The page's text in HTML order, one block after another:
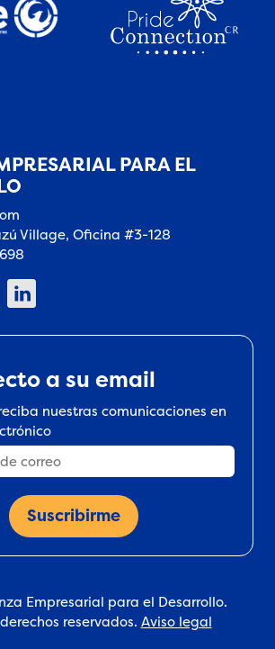
PARA EL
Village, Oficina #3-128
a su email
nuestras comunicaciones en
Empresarial para el Desarrollo.
reservados. Aviso legal